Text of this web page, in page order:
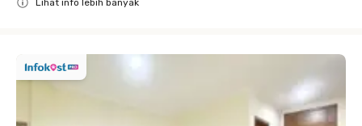
Lihat info lebih banyak